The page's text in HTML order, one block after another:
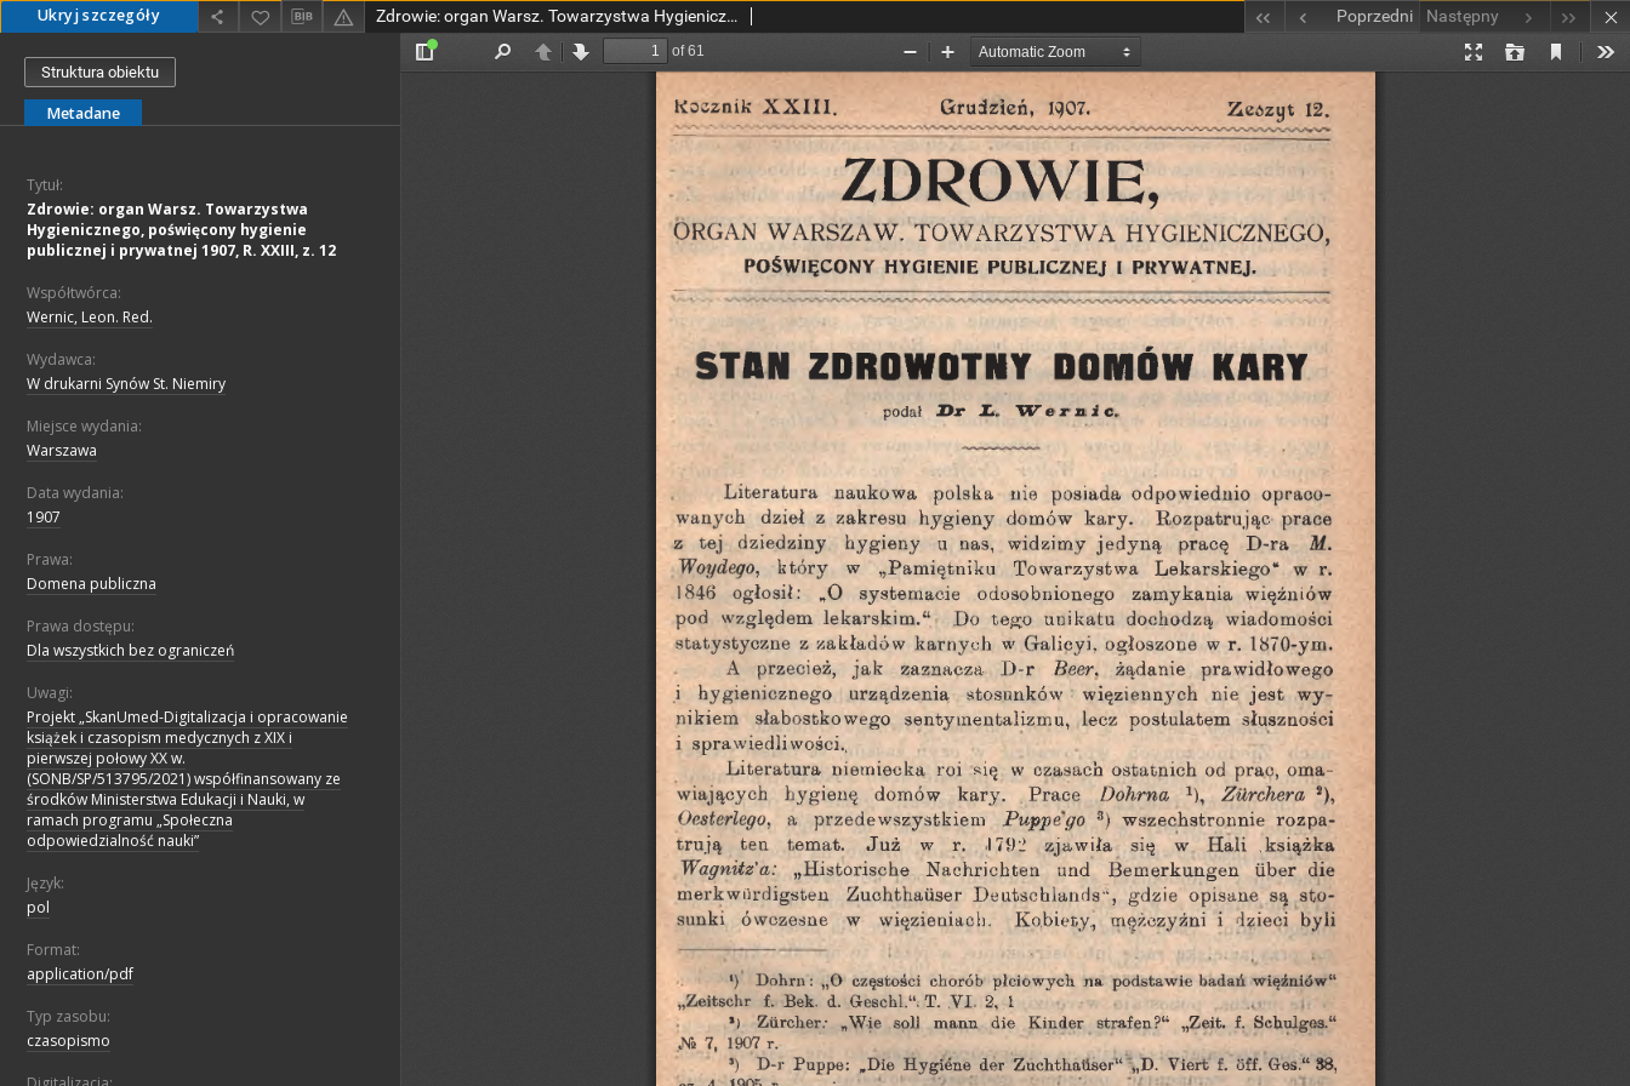
Ukryj szczegóły Zdrowie: organ Warsz. Towarzystwa Hygienicznego, poświęcony hygienie publicznej i prywatnej 1907, R. XXIII, z. 12 Poprzedni Następny
Struktura obiektu
Metadane
Tytuł:
Zdrowie: organ Warsz. Towarzystwa
Hygienicznego, poświęcony hygienie
publicznej i prywatnej 1907, R. XXIII, z. 12
Współtwórca:
Wernic, Leon. Red.
Wydawca:
W drukarni Synów St. Niemiry
Miejsce wydania:
Warszawa
Data wydania:
1907
Prawa:
Domena publiczna
Prawa dostępu:
Dla wszystkich bez ograniczeń
Uwagi:
Projekt „SkanUmed-Digitalizacja i opracowanie
książek i czasopism medycznych z XIX i
pierwszej połowy XX w.
(SONB/SP/513795/2021) współfinansowany ze
środków Ministerstwa Edukacji i Nauki, w
ramach programu „Społeczna
odpowiedzialność nauki”
Język:
pol
Format:
application/pdf
Typ zasobu:
czasopismo